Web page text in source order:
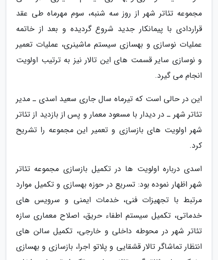
مجموعه تئاتر شهر از روز سه شنبه، سوم مهرماه طی عقد
قراردادی با پیمانکار جدید شروع گردیده و بعد از خاتمه
عملیات نوسازی و بهسازی سیستم ماشینری، عملیات تعمیر
و نوسازی سایر قسمت های این تالار نیز به ترتیب اولویت
انجام می گیرد.
این در حالی است که تیرماه سال جاری سعید اسدی ـ مدیر
تئاتر شهر ـ در دیدار با مسعود معمار و پس از بازدید از تئاتر
شهر اولویت های بازسازی و تعمیر این مجموعه را تشریح
کرد.
اسدی درباره اولویت ها در تکمیل بازسازی مجموعه تئاتر
شهر اظهار نموده بود: تسریع در حوزه بهسازی و تکمیل موارد
مرتبط با تجهیزات فنی، خدمات ایمنی و سرویس های
خدماتی، تکمیل سیستم اطفاء حریق، اصلاح معماری سازه
تئاتر شهر در محوطه داخلی و خارجی، تکمیل سالن های
انتظار تماشاگر تالار قشقایی و پلاتو اجرا، بازسازی و بهسازی